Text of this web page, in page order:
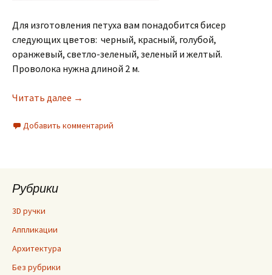
Для изготовления петуха вам понадобится бисер
следующих цветов: черный, красный, голубой,
оранжевый, светло-зеленый, зеленый и желтый.
Проволока нужна длиной 2 м.
Читать далее →
Добавить комментарий
Рубрики
3D ручки
Аппликации
Архитектура
Без рубрики